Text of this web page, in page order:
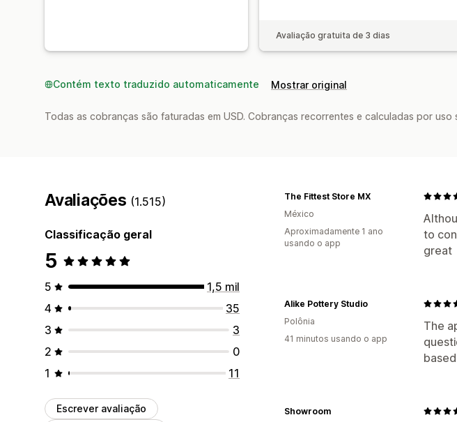
Avaliação gratuita de 3 dias
Contém texto traduzido automaticamente Mostrar original
Todas as cobranças são faturadas em USD. Cobranças recorrentes e calculadas por
Avaliações (1.515)
Classificação geral
5
5
1,5 mil
4
35
3
3
2
0
1
11
Escrever avaliação
to
great
The Fittest Store MX
México
Aproximadamente 1 ano
usando o app
The
Alike Pottery Studio
Polônia
41 minutos usando o app
Showroom